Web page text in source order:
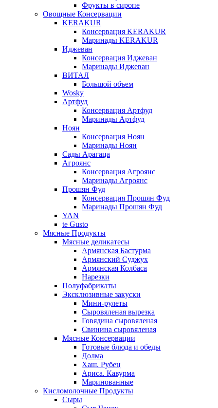
Фрукты в сиропе
Овощные Консервации
KERAKUR
Консервация KERAKUR
Маринады KERAKUR
Иджеван
Консервация Иджеван
Маринады Иджеван
ВИТАЛ
Большой объем
Wosky
Артфуд
Консервация Артфуд
Маринады Артфуд
Ноян
Консервация Ноян
Маринады Ноян
Сады Арагаца
Агроянс
Консервация Агроянс
Маринады Агроянс
Прошян Фуд
Консервация Прошян Фуд
Маринады Прошян Фуд
YAN
te Gusto
Мясные Продукты
Мясные деликатесы
Армянская Бастурма
Армянский Суджух
Армянская Колбаса
Нарезки
Полуфабрикаты
Эксклюзивные закуски
Мини-рулеты
Сыровяленая вырезка
Говядина сыровяленая
Свинина сыровяленая
Мясные Консервации
Готовые блюда и обеды
Долма
Хаш. Рубец
Ариса. Кавурма
Маринованные
Кисломолочные Продукты
Сыры